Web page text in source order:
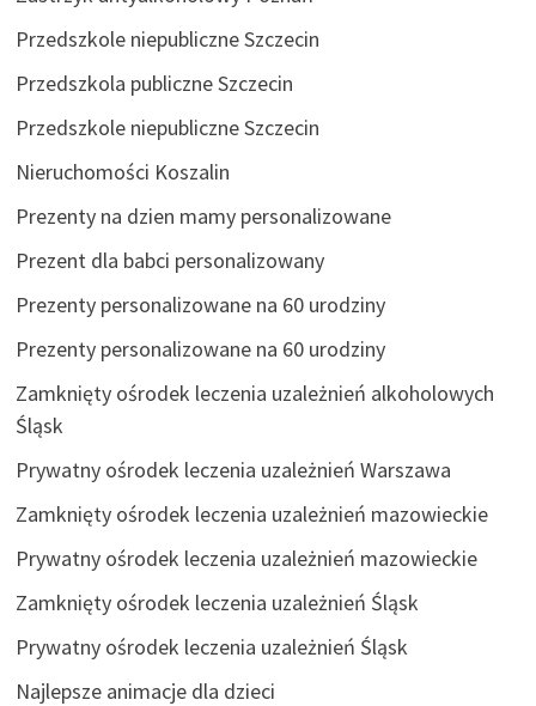
Przedszkole niepubliczne Szczecin
Przedszkola publiczne Szczecin
Przedszkole niepubliczne Szczecin
Nieruchomości Koszalin
Prezenty na dzien mamy personalizowane
Prezent dla babci personalizowany
Prezenty personalizowane na 60 urodziny
Prezenty personalizowane na 60 urodziny
Zamknięty ośrodek leczenia uzależnień alkoholowych
Śląsk
Prywatny ośrodek leczenia uzależnień Warszawa
Zamknięty ośrodek leczenia uzależnień mazowieckie
Prywatny ośrodek leczenia uzależnień mazowieckie
Zamknięty ośrodek leczenia uzależnień Śląsk
Prywatny ośrodek leczenia uzależnień Śląsk
Najlepsze animacje dla dzieci